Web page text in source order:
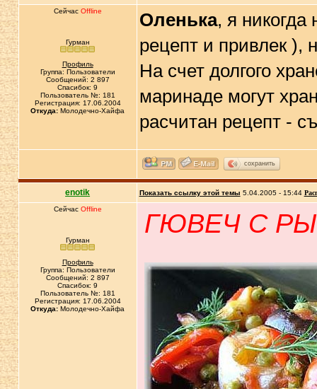
Сейчас Offline
Гурман
Профиль
Группа: Пользователи
Сообщений: 2 897
Спасибок: 9
Пользователь №: 181
Регистрация: 17.06.2004
Откуда: Молодечно-Хайфа
Оленька, я
рецепт и привлек ),
На счет долгого
маринаде могут
расчитан рецепт -
сохранить
enotik Показать ссылку этой темы 5.04.2005 - 15:44
Сейчас Offline
Гурман
Профиль
Группа: Пользователи
Сообщений: 2 897
Спасибок: 9
Пользователь №: 181
Регистрация: 17.06.2004
Откуда: Молодечно-Хайфа
ГЮВЕЧ С